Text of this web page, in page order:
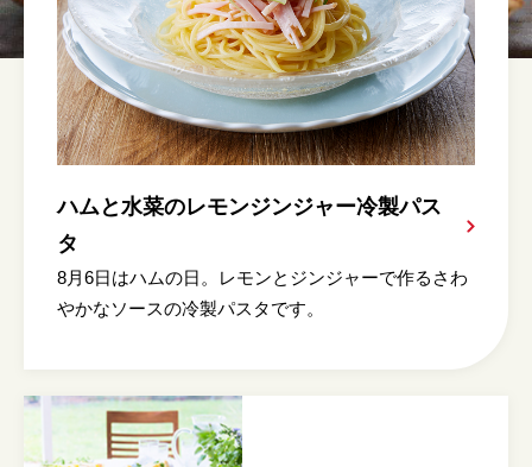
ハムと水菜のレモンジンジャー冷製パス
タ
8月6日はハムの日。レモンとジンジャーで作るさわ
やかなソースの冷製パスタです。